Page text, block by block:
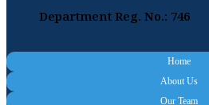
Department Reg. No.: 746
Home
About Us
Our Team